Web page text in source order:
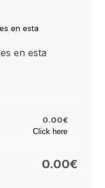
en esta
0.00€
Click here
0.00€